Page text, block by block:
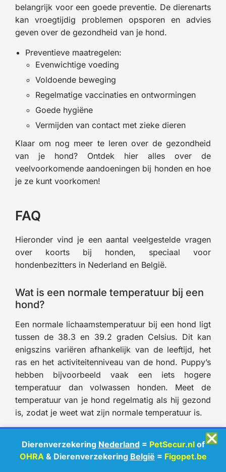
belangrijk voor een goede preventie. De dierenarts
kan vroegtijdig problemen opsporen en advies
geven over de gezondheid van je hond.
Preventieve maatregelen:
Evenwichtige voeding
Voldoende beweging
Regelmatige vaccinaties en ontwormingen
Goede hygiëne
Vermijden van contact met zieke dieren
Klaar om nog meer te leren over de gezondheid
van je hond? Ontdek hier alles over de
veelvoorkomende aandoeningen bij honden en hoe
je ze kunt voorkomen!
FAQ
Hieronder vind je een aantal veelgestelde vragen
over koorts bij honden, speciaal voor
hondenbezitters in Nederland en België.
Wat is een normale temperatuur bij een
hond?
Een normale lichaamstemperatuur bij een hond ligt
tussen de 38.3 en 39.2 graden Celsius. Dit kan
enigszins variëren afhankelijk van de leeftijd, het
ras en het activiteitenniveau van de hond. Puppy’s
hebben bijvoorbeeld vaak een iets hogere
temperatuur dan volwassen honden. Meet de
temperatuur van je hond regelmatig als hij gezond
is, zodat je weet wat zijn normale temperatuur is.
Hoe kan ik het beste de temperatuur van
mijn hond meten?
❎
Dierenverzekering Nederland= PetSecur.nlof
OHRA& Dierenverzekering België = Figopet.be